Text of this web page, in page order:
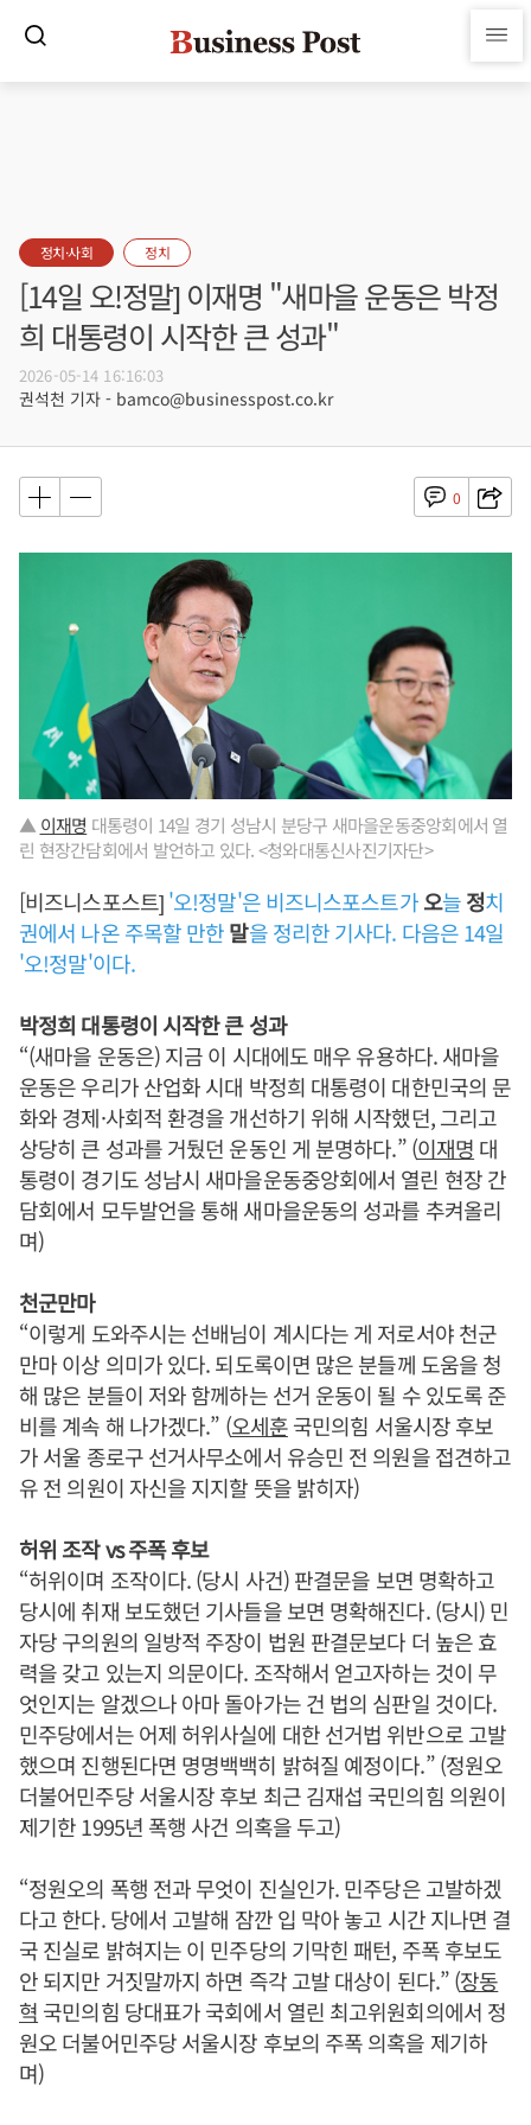
정치·사회 정치
[14일 오!정말] 이재명 "새마을 운동은 박정
희 대통령이 시작한 큰 성과"
2026-05-14 16:16:03
권석천 기자 - bamco@businesspost.co.kr
0
▲ 이재명 대통령이 14일 경기 성남시 분당구 새마을운동중앙회에서 열
린 현장간담회에서 발언하고 있다. <청와대통신사진기자단>
[비즈니스포스트]'오!정말'은 비즈니스포스트가오늘정치
권에서 나온 주목할 만한말을 정리한 기사다. 다음은 14일
'오!정말'이다.
박정희 대통령이 시작한 큰 성과
“(새마을 운동은) 지금 이 시대에도 매우 유용하다. 새마을
운동은 우리가 산업화 시대 박정희 대통령이 대한민국의 문
화와 경제·사회적 환경을 개선하기 위해 시작했던, 그리고
상당히 큰 성과를 거뒀던 운동인 게 분명하다.” (이재명 대
통령이 경기도 성남시 새마을운동중앙회에서 열린 현장 간
담회에서 모두발언을 통해 새마을운동의 성과를 추켜올리
며)
천군만마
“이렇게 도와주시는 선배님이 계시다는 게 저로서야 천군
만마 이상 의미가 있다. 되도록이면 많은 분들께 도움을 청
해 많은 분들이 저와 함께하는 선거 운동이 될 수 있도록 준
비를 계속 해 나가겠다.” (오세훈국민의힘 서울시장 후보
가 서울 종로구 선거사무소에서 유승민 전 의원을 접견하고
유 전 의원이 자신을 지지할 뜻을 밝히자)
허위 조작 vs 주폭 후보
“허위이며 조작이다. (당시 사건) 판결문을 보면 명확하고
당시에 취재 보도했던 기사들을 보면 명확해진다. (당시) 민
자당 구의원의 일방적 주장이 법원 판결문보다 더 높은 효
력을 갖고 있는지 의문이다. 조작해서 얻고자하는 것이 무
엇인지는 알겠으나 아마 돌아가는 건 법의 심판일 것이다.
민주당에서는 어제 허위사실에 대한 선거법 위반으로 고발
했으며 진행된다면 명명백백히 밝혀질 예정이다.” (정원오
더불어민주당 서울시장 후보 최근 김재섭 국민의힘 의원이
제기한 1995년 폭행 사건 의혹을 두고)
“정원오의 폭행 전과 무엇이 진실인가. 민주당은 고발하겠
다고 한다. 당에서 고발해 잠깐 입 막아 놓고 시간 지나면 결
국 진실로 밝혀지는 이 민주당의 기막힌 패턴, 주폭 후보도
안 되지만 거짓말까지 하면 즉각 고발 대상이 된다.” (장동
혁 국민의힘 당대표가 국회에서 열린 최고위원회의에서 정
원오 더불어민주당 서울시장 후보의 주폭 의혹을 제기하
며)